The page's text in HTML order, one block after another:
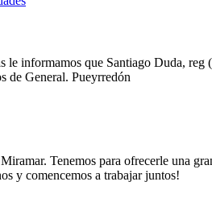
informamos que Santiago Duda,
de General. Pueyrredón
Tenemos para ofrecerle una
y comencemos a trabajar juntos!